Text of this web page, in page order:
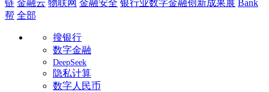
链 金融云 物联网 金融安全 银行业数字金融创新成果展 Bank
帮 全部
搜银行
数字金融
DeepSeek
隐私计算
数字人民币